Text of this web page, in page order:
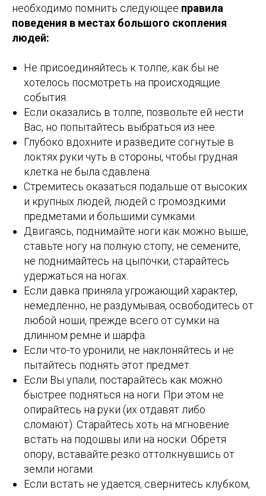
необходимо помнить следующее правила
поведения в местах большого скопления
людей:
Не присоединяйтесь к толпе, как бы не
хотелось посмотреть на происходящие
события.
Если оказались в толпе, позвольте ей нести
Вас, но попытайтесь выбраться из нее.
Глубоко вдохните и разведите согнутые в
локтях руки чуть в стороны, чтобы грудная
клетка не была сдавлена.
Стремитесь оказаться подальше от высоких
и крупных людей, людей с громоздкими
предметами и большими сумками.
Двигаясь, поднимайте ноги как можно выше,
ставьте ногу на полную стопу, не семените,
не поднимайтесь на цыпочки, старайтесь
удержаться на ногах.
Если давка приняла угрожающий характер,
немедленно, не раздумывая, освободитесь от
любой ноши, прежде всего от сумки на
длинном ремне и шарфа.
Если что-то уронили, не наклоняйтесь и не
пытайтесь поднять этот предмет.
Если Вы упали, постарайтесь как можно
быстрее подняться на ноги. При этом не
опирайтесь на руки (их отдавят либо
сломают). Старайтесь хоть на мгновение
встать на подошвы или на носки. Обретя
опору, вставайте резко оттолкнувшись от
земли ногами.
Если встать не удается, свернитесь клубком,